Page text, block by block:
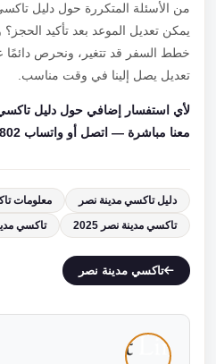
من الأسئلة المتكررة حول دليل
يمكن تعديل الموعد بعد تأكيد الحجز؟
خطط السفر قد تتغير، ونحرص دائمًا
تعديل يصل إلينا في وقت مناسب.
لأي استفسار إضافي حول دليل تاكسي
معنا مباشرة — اتصل أو واتساب 01000948802.
دليل تاكسي مدينة نصر
معلومات
تاكسي مدينة نصر 2025
تاكسي
تاكسي مدينة نصر